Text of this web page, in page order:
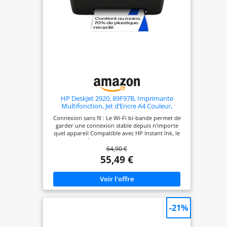
atteindre 10 pages par minute*, vous pouvez
effectuer rapidement plusieurs tâches en toute
simplicité. * Voir epson.fr/ecotankfootnotes
HP DeskJet 2920, 89F97B, Imprimante
Multifonction, Jet d’Encre A4 Couleur,
d'InstantInk Inclus, Noire
Connexion sans fil : Le Wi-Fi bi-bande permet de
garder une connexion stable depuis n’importe
quel appareil Compatible avec HP Instant Ink, le
service de réapprovisionnement automatique
d’encre qui envoie les cartouches directement
chez vous Contrôle total avec l’application HP
Smart : Imprimez, numérisez et gérez l’imprimante
depuis votre mobile, tablette ou ordinateur grâce
à l’application HP Smart Qualité d’impression et
bonnes performances : Vitesse allant jusqu’à 7,5
ppm en noir et 5,5 ppm en couleur, avec une
Panneau intuitif et design fonctionnel : Inclut un
panneau de commande LCD à icônes et un bac
64,90 €
55,49 €
-21%